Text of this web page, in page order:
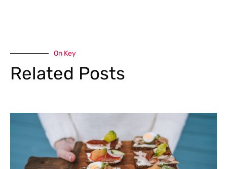
On Key
Related Posts